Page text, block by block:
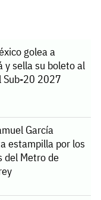
golea a
y sella su boleto al
Sub-20 2027
García
estampilla por los
del Metro de